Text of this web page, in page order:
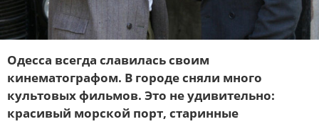
Одесса всегда славилась своим
кинематографом. В городе сняли много
культовых фильмов. Это не удивительно:
красивый морской порт, старинные